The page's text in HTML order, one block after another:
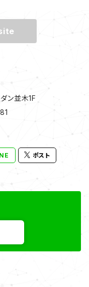
ン並木1F
ポスト